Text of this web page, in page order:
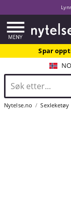
Spar
Nytelse.no